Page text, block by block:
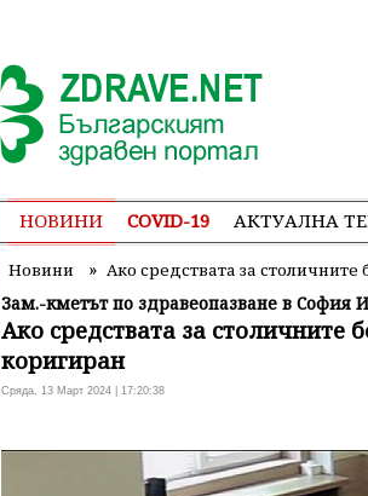
НОВИНИ COVID-19 АКТУАЛНА
Новини » Ако средствата за
Зам.-кметът по здравеопазване в София
Ако средствата за
коригиран
Сряда, 13 Март 2024 | 17:20:38